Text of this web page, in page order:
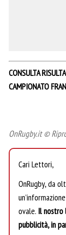
CONSULTA
CAMPIONATO
OnRugby.it ©
Cari Lettori,
OnRugby, da
ovale. Il nostro
pubblicità, in